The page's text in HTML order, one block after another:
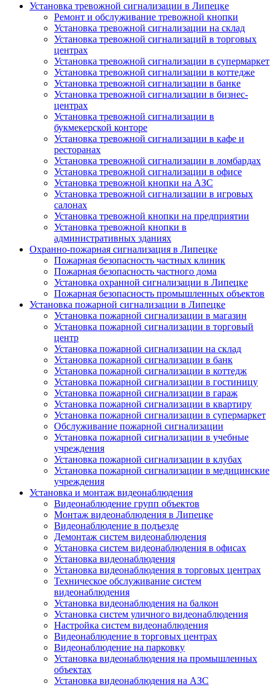
Установка тревожной сигнализации в Липецке
Ремонт и обслуживание тревожной кнопки
Установка тревожной сигнализации на склад
Установка тревожной сигнализаций в торговых
центрах
Установка тревожной сигнализации в супермаркет
Установка тревожной сигнализации в коттедже
Установка тревожной сигнализации в банке
Установка тревожной сигнализации в бизнес-
центрах
Установка тревожной сигнализации в
букмекерской конторе
Установка тревожной сигнализации в кафе и
ресторанах
Установка тревожной сигнализации в ломбардах
Установка тревожной сигнализации в офисе
Установка тревожной кнопки на АЗС
Установка тревожной сигнализации в игровых
салонах
Установка тревожной кнопки на предприятии
Установка тревожной кнопки в
административных зданиях
Охранно-пожарная сигнализация в Липецке
Пожарная безопасность частных клиник
Пожарная безопасность частного дома
Установка охранной сигнализации в Липецке
Пожарная безопасность промышленных объектов
Установка пожарной сигнализации в Липецке
Установка пожарной сигнализации в магазин
Установка пожарной сигнализации в торговый
центр
Установка пожарной сигнализации на склад
Установка пожарной сигнализации в банк
Установка пожарной сигнализации в коттедж
Установка пожарной сигнализации в гостиницу
Установка пожарной сигнализации в гараж
Установка пожарной сигнализации в квартиру
Установка пожарной сигнализации в супермаркет
Обслуживание пожарной сигнализации
Установка пожарной сигнализации в учебные
учреждения
Установка пожарной сигнализации в клубах
Установка пожарной сигнализации в медицинские
учреждения
Установка и монтаж видеонаблюдения
Видеонаблюдение групп объектов
Монтаж видеонаблюдения в Липецке
Видеонаблюдение в подъезде
Демонтаж систем видеонаблюдения
Установка систем видеонаблюдения в офисах
Установка видеонаблюдения
Установка видеонаблюдения в торговых центрах
Техническое обслуживание систем
видеонаблюдения
Установка видеонаблюдения на балкон
Установка систем уличного видеонаблюдения
Настройка систем видеонаблюдения
Видеонаблюдение в торговых центрах
Видеонаблюдение на парковку
Установка видеонаблюдения на промышленных
объектах
Установка видеонаблюдения на АЗС